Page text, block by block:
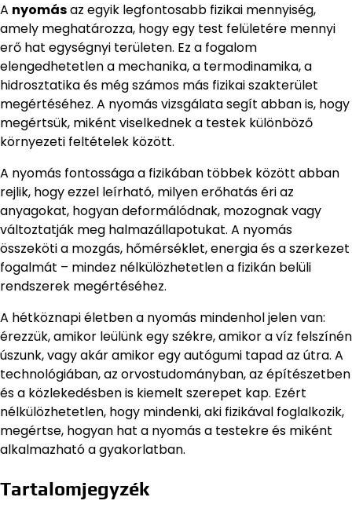
A nyomásaz egyik legfontosabb fizikai mennyiség,
amely meghatározza, hogy egy test felületére mennyi
erő hat egységnyi területen. Ez a fogalom
elengedhetetlen a mechanika, a termodinamika, a
hidrosztatika és még számos más fizikai szakterület
megértéséhez. A nyomás vizsgálata segít abban is, hogy
megértsük, miként viselkednek a testek különböző
környezeti feltételek között.
A nyomás fontossága a fizikában többek között abban
rejlik, hogy ezzel leírható, milyen erőhatás éri az
anyagokat, hogyan deformálódnak, mozognak vagy
változtatják meg halmazállapotukat. A nyomás
összeköti a mozgás, hőmérséklet, energia és a szerkezet
fogalmát – mindez nélkülözhetetlen a fizikán belüli
rendszerek megértéséhez.
A hétköznapi életben a nyomás mindenhol jelen van:
érezzük, amikor leülünk egy székre, amikor a víz felszínén
úszunk, vagy akár amikor egy autógumi tapad az útra. A
technológiában, az orvostudományban, az építészetben
és a közlekedésben is kiemelt szerepet kap. Ezért
nélkülözhetetlen, hogy mindenki, aki fizikával foglalkozik,
megértse, hogyan hat a nyomás a testekre és miként
alkalmazható a gyakorlatban.
Tartalomjegyzék